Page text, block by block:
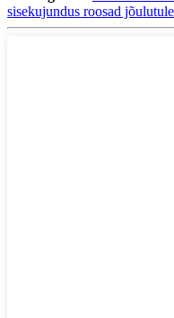
sisekujundus roosad